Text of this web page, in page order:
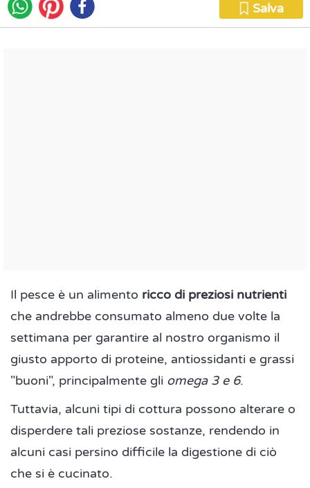
Salva
Il pesce è un alimento ricco di preziosi nutrienti
che andrebbe consumato almeno due volte la
settimana per garantire al nostro organismo il
giusto apporto di proteine, antiossidanti e grassi
"buoni", principalmente gli omega 3 e 6.
Tuttavia, alcuni tipi di cottura possono alterare o
disperdere tali preziose sostanze, rendendo in
alcuni casi persino difficile la digestione di ciò
che si è cucinato.